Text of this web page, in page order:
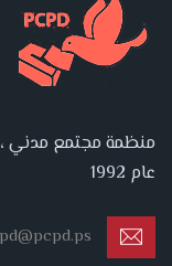
منظمة مجتمع مدني
عام 1992